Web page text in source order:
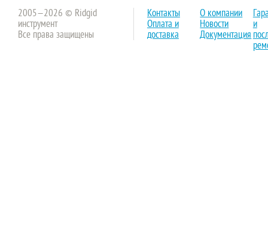
2005—2026 © Ridgid
инструмент
Все права защищены
Контакты
Оплата и
доставка
О компании
Новости
Документация
и